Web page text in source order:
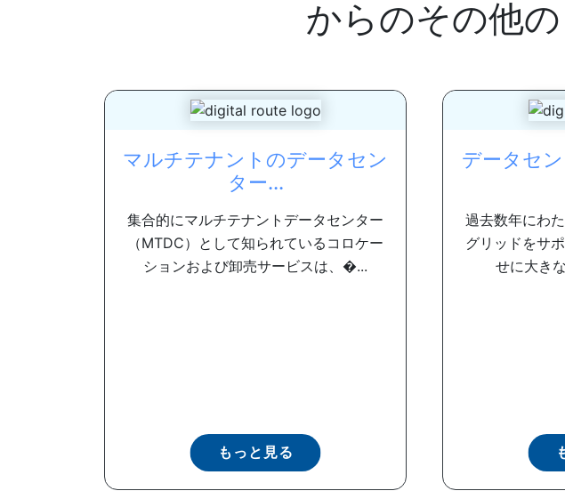
からのその他
マルチテナントのデータセン
ター...
集合的にマルチテナントデータセンター
（MTDC）として知られているコロケー
ションおよび卸売サービスは、�...
もっと見る
データセ
過去数年にわ
グリッドをサ
せに大き